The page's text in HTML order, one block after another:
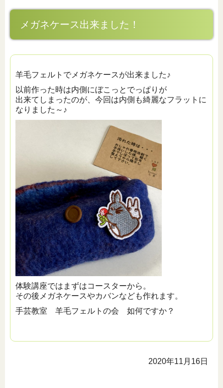
メガネケース出来ました！
羊毛フェルトでメガネケースが出来ました♪
以前作った時は内側にぼこっとでっぱりが
出来てしまったのが、今回は内側も綺麗なフラットに
なりました～♪
体験講座ではまずはコースターから。
その後メガネケースやカバンなども作れます。
手芸教室 羊毛フェルトの会 如何ですか？
2020年11月16日